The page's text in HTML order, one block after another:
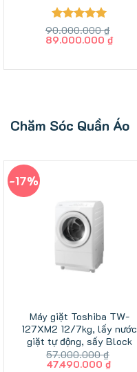
Được xếp
hạng55
90.000.000₫
Giá
90.000.000 ₫.
89.000.000₫Giá
là:
Chăm Sóc Quần Áo
-17%
Máy giặt Toshiba TW-
127XM2 12/7kg, lấy nước
giặt tự động, sấy Block
57.000.000₫
Giá
47.490.000₫